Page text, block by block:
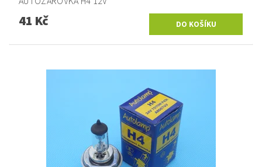
41 Kč